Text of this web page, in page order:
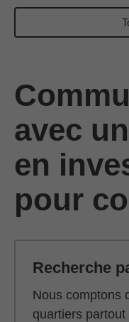
avec
en
pour
Recherche
Nous comptons
quartiers